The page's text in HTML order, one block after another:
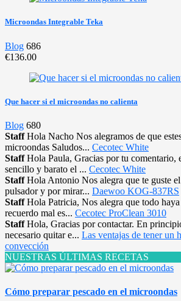
Microondas Integrable Teka
Blog 686
€136.00
Que hacer si el microondas no calienta
Blog 680
StaffHola Nacho Nos alegramos de que
microondas Saludos... Cecotec White
StaffHola Paula, Gracias por tu comentario,
sencillo y barato el ... Cecotec White
StaffHola Antonio Nos alegra que te guste
pulsador y por mirar... Daewoo KOG-837RS
StaffHola Patricia, Nos alegra que todo
recuerdo mal es... Cecotec ProClean 3010
StaffHola, Gracias por contactar. En
necesario quitar e... Las ventajas de tener un
convección
NUESTRAS ÚLTIMAS RECETAS
Cómo preparar pescado en el microondas